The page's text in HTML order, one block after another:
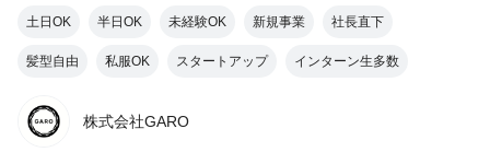
土日OK 半日OK 未経験OK 新規事業 社長直下
髪型自由 私服OK スタートアップ インターン生多数
株式会社GARO